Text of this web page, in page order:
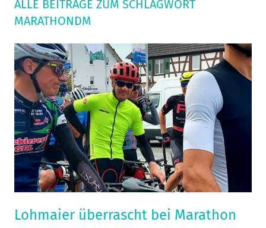
ALLE BEITRÄGE ZUM SCHLAGWORT
MARATHONDM
Lohmaier überrascht bei Marathon